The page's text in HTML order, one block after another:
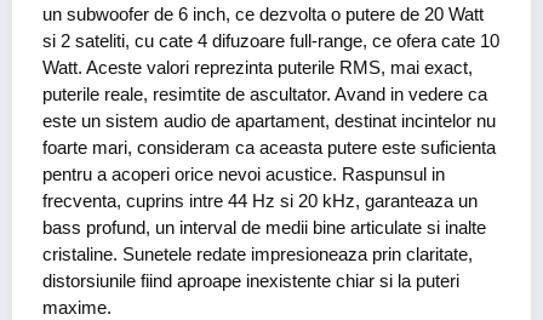
un subwoofer de 6 inch, ce dezvolta o putere de 20 Watt
si 2 sateliti, cu cate 4 difuzoare full-range, ce ofera cate 10
Watt. Aceste valori reprezinta puterile RMS, mai exact,
puterile reale, resimtite de ascultator. Avand in vedere ca
este un sistem audio de apartament, destinat incintelor nu
foarte mari, consideram ca aceasta putere este suficienta
pentru a acoperi orice nevoi acustice. Raspunsul in
frecventa, cuprins intre 44 Hz si 20 kHz, garanteaza un
bass profund, un interval de medii bine articulate si inalte
cristaline. Sunetele redate impresioneaza prin claritate,
distorsiunile fiind aproape inexistente chiar si la puteri
maxime.